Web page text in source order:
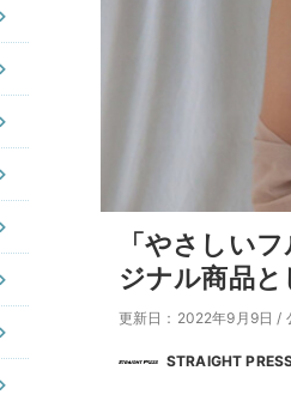
「やさしい
ジナル商品
更新日：2022年9月9日 /
STRAIGHT